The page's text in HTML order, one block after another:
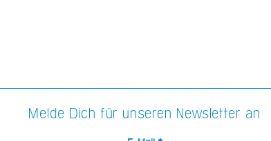
Melde Dich für unseren Newsletter an